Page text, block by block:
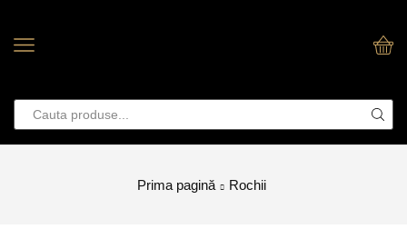
Prima pagină Rochii